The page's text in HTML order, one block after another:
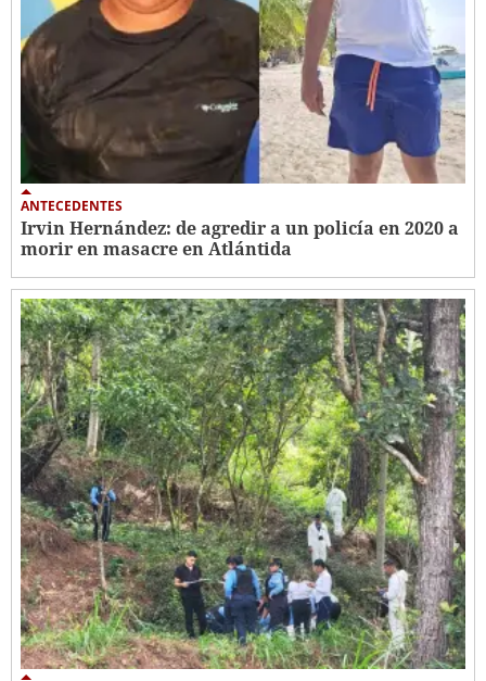
ANTECEDENTES
Irvin Hernández: de agredir a un policía en 2020 a
morir en masacre en Atlántida